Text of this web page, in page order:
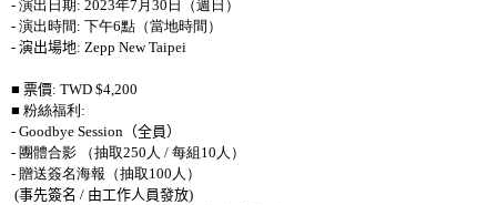
- 演出日期: 2023年7 月 30 日（週日）
- 演出時間 : 下午6點（當地時間）
- 演出場地: Zepp New Taipei
■ 票價: TWD $4,200
■ 粉絲福利 :
- Goodbye Session （全員）
- 團體合影 （抽取250 人 / 每組 10 人）
- 贈送簽名海報（抽取100 人）
(事先簽名 / 由工作人員發放)